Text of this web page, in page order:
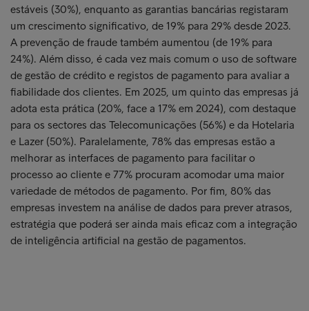
estáveis (30%), enquanto as garantias bancárias registaram
um crescimento significativo, de 19% para 29% desde 2023.
A prevenção de fraude também aumentou (de 19% para
24%). Além disso, é cada vez mais comum o uso de software
de gestão de crédito e registos de pagamento para avaliar a
fiabilidade dos clientes. Em 2025, um quinto das empresas já
adota esta prática (20%, face a 17% em 2024), com destaque
para os sectores das Telecomunicações (56%) e da Hotelaria
e Lazer (50%). Paralelamente, 78% das empresas estão a
melhorar as interfaces de pagamento para facilitar o
processo ao cliente e 77% procuram acomodar uma maior
variedade de métodos de pagamento. Por fim, 80% das
empresas investem na análise de dados para prever atrasos,
estratégia que poderá ser ainda mais eficaz com a integração
de inteligência artificial na gestão de pagamentos.